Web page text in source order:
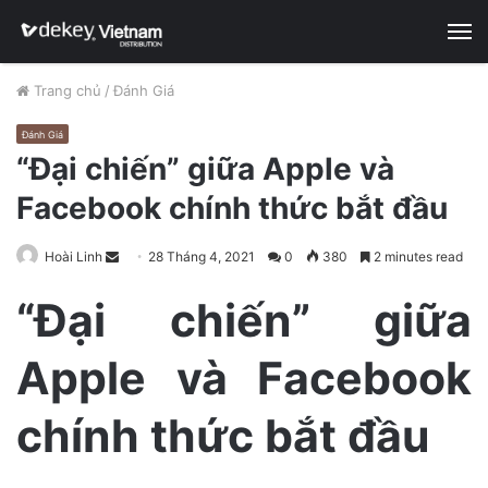
Trang chủ / Đánh Giá
Đánh Giá
“Đại chiến” giữa Apple và
Facebook chính thức bắt đầu
Hoài Linh
n
m
28 Tháng 4, 2021 0 380 2 minutes read
“Đại chiến” giữa
Apple và Facebook
chính thức bắt đầu